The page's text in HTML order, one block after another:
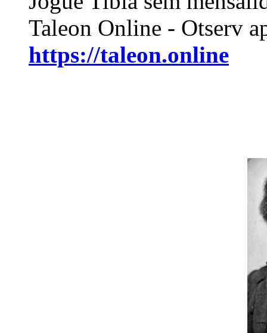
Taleon Online - Otserv
https://taleon.online